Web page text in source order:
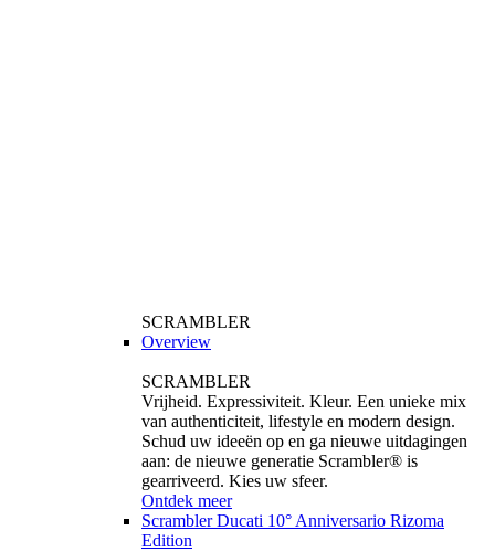
SCRAMBLER
Overview
SCRAMBLER
Vrijheid. Expressiviteit. Kleur. Een unieke mix
van authenticiteit, lifestyle en modern design.
Schud uw ideeën op en ga nieuwe uitdagingen
aan: de nieuwe generatie Scrambler® is
gearriveerd. Kies uw sfeer.
Ontdek meer
Scrambler Ducati 10° Anniversario Rizoma
Edition